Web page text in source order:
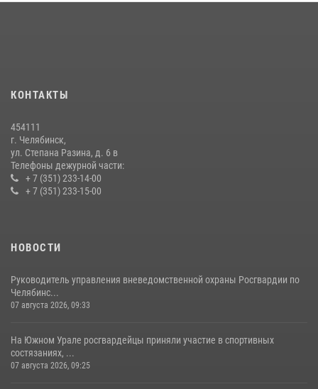
14 июля 2026, 05:15
КОНТАКТЫ
454111
г. Челябинск,
ул. Степана Разина, д. 6 в
Телефоны дежурной части:
+ 7 (351) 233-14-00
+ 7 (351) 233-15-00
НОВОСТИ
Руководитель управления вневедомственной охраны Росгвардии по
Челябинс...
07 августа 2026, 09:33
На Южном Урале росгвардейцы приняли участие в спортивных
состязаниях, ...
07 августа 2026, 09:25